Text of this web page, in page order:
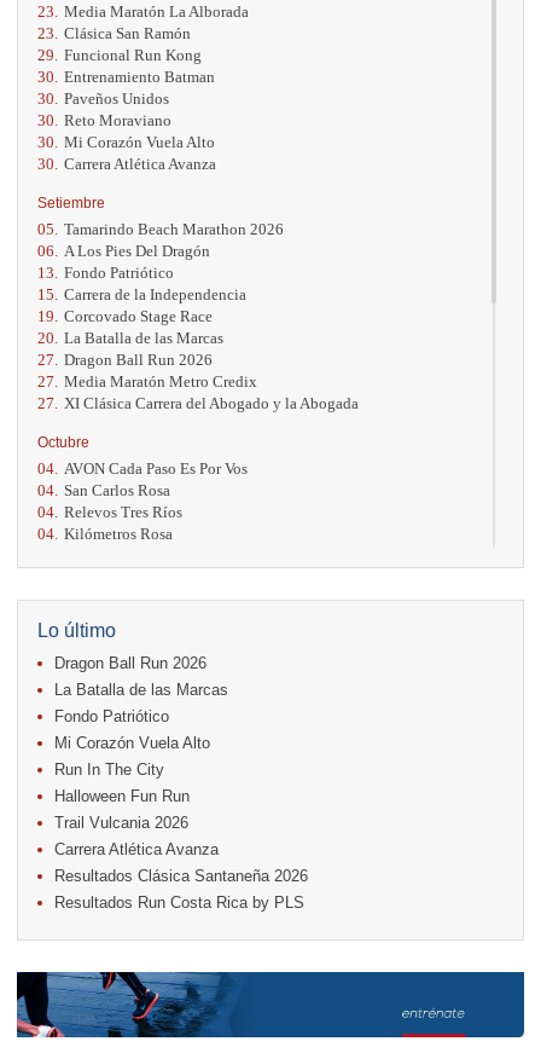
23. Media Maratón La Alborada
23. Clásica San Ramón
29. Funcional Run Kong
30. Entrenamiento Batman
30. Paveños Unidos
30. Reto Moraviano
30. Mi Corazón Vuela Alto
30. Carrera Atlética Avanza
Setiembre
05. Tamarindo Beach Marathon 2026
06.
A Los Pies Del Dragón
13. Fondo Patriótico
15. Carrera de la Independencia
19. Corcovado Stage Race
20. La Batalla de las Marcas
27. Dragon Ball Run 2026
27. Media Maratón Metro Credix
27.
XI Clásica Carrera del Abogado y la Abogada
Octubre
04. AVON Cada Paso Es Por Vos
04. San Carlos Rosa
04. Relevos Tres Ríos
04. Kilómetros Rosa
18. Casa Turire Trail Run
18.
Warriors Run Circuit
18. Samsung Jacó Beach Half Marathon 2026
25. KRun by Under Armour
25. Run Alajuela
31.
Halloween Fun Run
Noviembre
08. Lindora Run
15. Entre Pan y Rosas
Diciembre
06. Trail Vulcania 2026
12. Media Maratón Puntarenas 2026
Lo último
Dragon Ball Run 2026
La Batalla de las Marcas
Fondo Patriótico
Mi Corazón Vuela Alto
Run In The City
Halloween Fun Run
Trail Vulcania 2026
Carrera Atlética Avanza
Resultados Clásica Santaneña 2026
Resultados Run Costa Rica by PLS